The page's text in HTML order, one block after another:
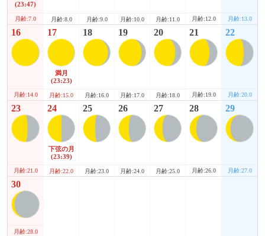
(23:47)
月齢:7.0 月齢:8.0 月齢:9.0 月齢:10.0 月齢:11.0 月齢:12.0 月齢:13.0
16
月齢:14.0
17
満月
(23:23)
月齢:15.0
18
月齢:16.0
19
月齢:17.0
20
月齢:18.0
21
月齢:19.0
22
月齢:20.0
23
月齢:21.0
24
下弦の月
(23:39)
月齢:22.0
25
月齢:23.0
26
月齢:24.0
27
月齢:25.0
28
月齢:26.0
29
月齢:27.0
30
月齢:28.0